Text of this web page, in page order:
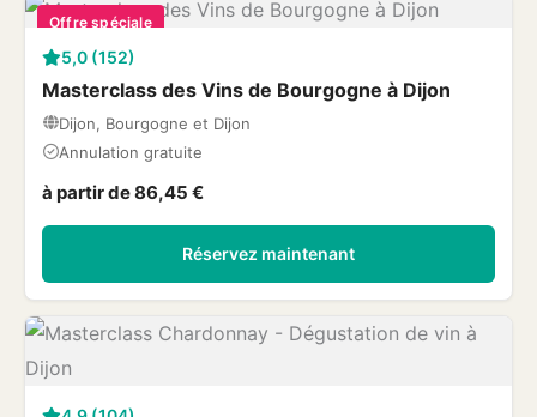
Offre spéciale
5,0 (152)
Masterclass des Vins de Bourgogne à Dijon
Dijon, Bourgogne et Dijon
Annulation gratuite
à partir de 86,45 €
Réservez maintenant